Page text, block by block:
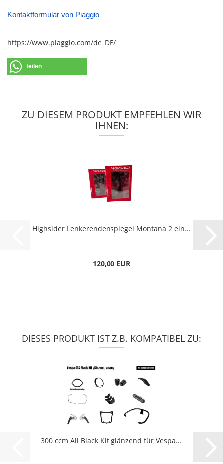
Kontaktformular von Piaggio
https://www.piaggio.com/de_DE/
teilen
ZU DIESEM PRODUKT EMPFEHLEN WIR
IHNEN:
Highsider Lenkerendenspiegel Montana 2 ein...
120,00 EUR
DIESES PRODUKT IST Z.B. KOMPATIBEL ZU:
300 ccm All Black Kit glänzend für Vespa...